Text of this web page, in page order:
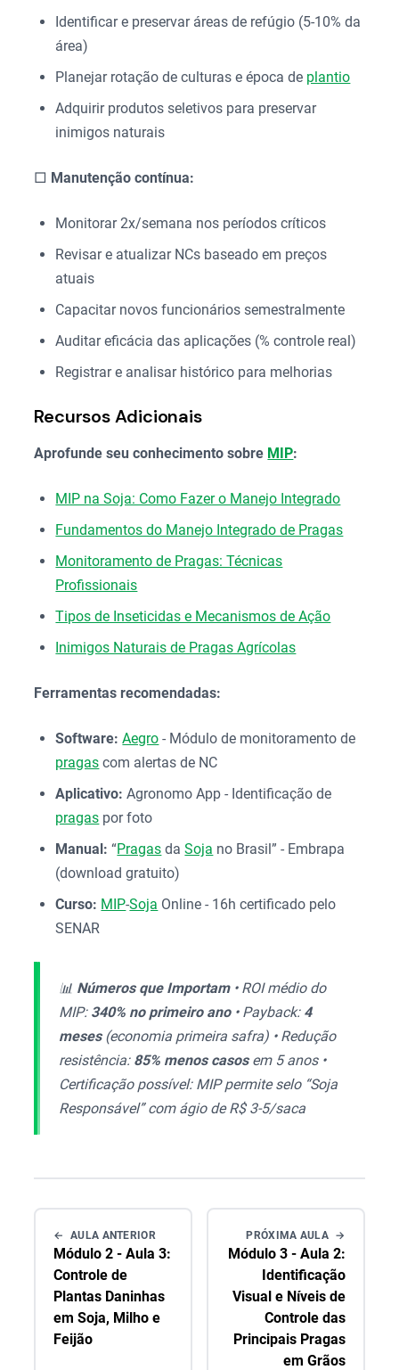
Identificar e preservar áreas de refúgio (5-10% da
área)
Planejar rotação de culturas e época de plantio
Adquirir produtos seletivos para preservar
inimigos naturais
□ Manutenção contínua:
Monitorar 2x/semana nos períodos críticos
Revisar e atualizar NCs baseado em preços
atuais
Capacitar novos funcionários semestralmente
Auditar eficácia das aplicações (% controle real)
Registrar e analisar histórico para melhorias
Recursos Adicionais
Aprofunde seu conhecimento sobre MIP:
MIP na Soja: Como Fazer o Manejo Integrado
Fundamentos do Manejo Integrado de Pragas
Monitoramento de Pragas: Técnicas
Profissionais
Tipos de Inseticidas e Mecanismos de Ação
Inimigos Naturais de Pragas Agrícolas
Ferramentas recomendadas:
Software: Aegro - Módulo de monitoramento de
pragas com alertas de NC
Aplicativo: Agronomo App - Identificação de
pragas por foto
Manual: “Pragas daSoja no Brasil” - Embrapa
(download gratuito)
Curso: MIP-Soja Online - 16h certificado pelo
SENAR
📊 Números que Importam• ROI médio do
MIP: 340% no primeiro ano• Payback: 4
meses(economia primeira safra) • Redução
resistência: 85% menos casosem 5 anos •
Certificação possível: MIP permite selo “Soja
Responsável” com ágio de R$ 3-5/saca
AULA ANTERIOR
Módulo 2 - Aula 3:
Controle de
Plantas Daninhas
em Soja, Milho e
Feijão
PRÓXIMA AULA
Módulo 3 - Aula 2:
Identificação
Visual e Níveis de
Controle das
Principais Pragas
em Grãos